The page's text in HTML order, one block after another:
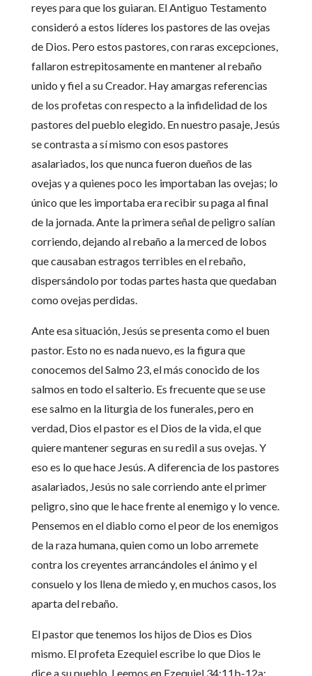
reyes para que los guiaran. El Antiguo Testamento
consideró a estos líderes los pastores de las ovejas
de Dios. Pero estos pastores, con raras excepciones,
fallaron estrepitosamente en mantener al rebaño
unido y fiel a su Creador. Hay amargas referencias
de los profetas con respecto a la infidelidad de los
pastores del pueblo elegido. En nuestro pasaje, Jesús
se contrasta a sí mismo con esos pastores
asalariados, los que nunca fueron dueños de las
ovejas y a quienes poco les importaban las ovejas; lo
único que les importaba era recibir su paga al final
de la jornada. Ante la primera señal de peligro salían
corriendo, dejando al rebaño a la merced de lobos
que causaban estragos terribles en el rebaño,
dispersándolo por todas partes hasta que quedaban
como ovejas perdidas.
Ante esa situación, Jesús se presenta como el buen
pastor. Esto no es nada nuevo, es la figura que
conocemos del Salmo 23, el más conocido de los
salmos en todo el salterio. Es frecuente que se use
ese salmo en la liturgia de los funerales, pero en
verdad, Dios el pastor es el Dios de la vida, el que
quiere mantener seguras en su redil a sus ovejas. Y
eso es lo que hace Jesús. A diferencia de los pastores
asalariados, Jesús no sale corriendo ante el primer
peligro, sino que le hace frente al enemigo y lo vence.
Pensemos en el diablo como el peor de los enemigos
de la raza humana, quien como un lobo arremete
contra los creyentes arrancándoles el ánimo y el
consuelo y los llena de miedo y, en muchos casos, los
aparta del rebaño.
El pastor que tenemos los hijos de Dios es Dios
mismo. El profeta Ezequiel escribe lo que Dios le
dice a su pueblo. Leemos en Ezequiel 34:11b-12a: